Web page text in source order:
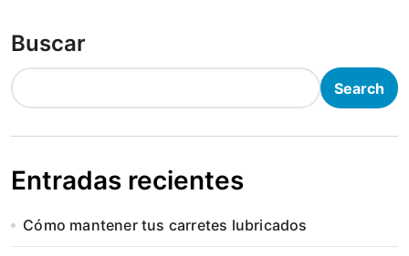
Buscar
Search
Entradas recientes
Cómo mantener tus carretes lubricados